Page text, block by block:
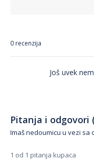
0 recenzija
Još uvek
Pitanja i odgovori
Imaš nedoumicu u vezi sa
1 od 1 pitanja kupaca